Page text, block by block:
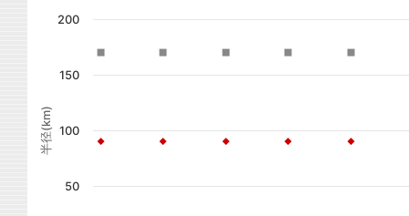
半径(km)
50
100
150
200